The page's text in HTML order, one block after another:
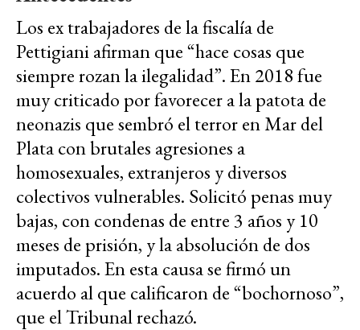
Los ex trabajadores de la fiscalía de
Pettigiani afirman que “hace cosas que
siempre rozan la ilegalidad”. En 2018 fue
muy criticado por favorecer a la patota de
neonazis que sembró el terror en Mar del
Plata con brutales agresiones a
homosexuales, extranjeros y diversos
colectivos vulnerables. Solicitó penas muy
bajas, con condenas de entre 3 años y 10
meses de prisión, y la absolución de dos
imputados. En esta causa se firmó un
acuerdo al que calificaron de “bochornoso”,
que el Tribunal rechazó.